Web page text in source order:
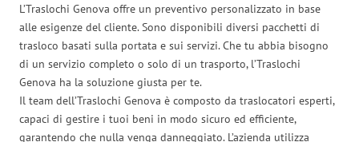
L’Traslochi Genova offre un preventivo personalizzato in base
alle esigenze del cliente. Sono disponibili diversi pacchetti di
trasloco basati sulla portata e sui servizi. Che tu abbia bisogno
di un servizio completo o solo di un trasporto, l’Traslochi
Genova ha la soluzione giusta per te.
Il team dell’Traslochi Genova è composto da traslocatori esperti,
capaci di gestire i tuoi beni in modo sicuro ed efficiente,
garantendo che nulla venga danneggiato. L’azienda utilizza